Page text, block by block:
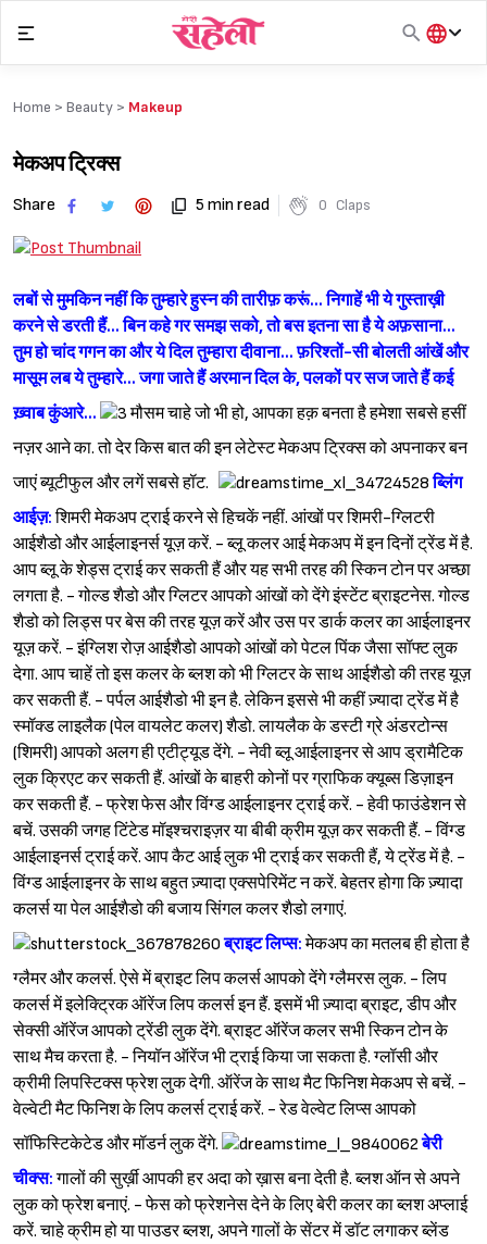
content
हिंदी
Home > Beauty > Makeup
मेकअप ट्रिक्स
Share 5 min read 0 Claps
लबों से मुमकिन नहीं कि तुम्हारे हुस्न की तारीफ़ करूं... निगाहें भी ये गुस्ताख़ी
करने से डरती हैं... बिन कहे गर समझ सको, तो बस इतना सा है ये अफ़साना...
तुम हो चांद गगन का और ये दिल तुम्हारा दीवाना... फ़रिश्तों-सी बोलती आंखें और
मासूम लब ये तुम्हारे... जगा जाते हैं अरमान दिल के, पलकों पर सज जाते हैं कई
ख़्वाब कुंआरे...
मौसम चाहे जो भी हो, आपका हक़ बनता है हमेशा सबसे हसीं
नज़र आने का. तो देर किस बात की इन लेटेस्ट मेकअप ट्रिक्स को अपनाकर बन
जाएं ब्यूटीफुल और लगें सबसे हॉट.
ब्लिंग
आईज़:शिमरी मेकअप ट्राई करने से हिचकें नहीं. आंखों पर शिमरी-ग्लिटरी
आईशैडो और आईलाइनर्स यूज़ करें. - ब्लू कलर आई मेकअप में इन दिनों ट्रेंड में है.
आप ब्लू के शेड्स ट्राई कर सकती हैं और यह सभी तरह की स्किन टोन पर अच्छा
लगता है. - गोल्ड शैडो और ग्लिटर आपको आंखों को देंगे इंस्टेंट ब्राइटनेस. गोल्ड
शैडो को लिड्स पर बेस की तरह यूज़ करें और उस पर डार्क कलर का आईलाइनर
यूज़ करें. - इंग्लिश रोज़ आईशैडो आपको आंखों को पेटल पिंक जैसा सॉफ्ट लुक
देगा. आप चाहें तो इस कलर के ब्लश को भी ग्लिटर के साथ आईशैडो की तरह यूज़
कर सकती हैं. - पर्पल आईशैडो भी इन है. लेकिन इससे भी कहीं ज़्यादा ट्रेंड में है
स्मॉक्ड लाइलैक (पेल वायलेट कलर) शैडो. लायलैक के डस्टी ग्रे अंडरटोन्स
(शिमरी) आपको अलग ही एटीट्यूड देंगे. - नेवी ब्लू आईलाइनर से आप ड्रामैटिक
लुक क्रिएट कर सकती हैं. आंखों के बाहरी कोनों पर ग्राफिक क्यूब्स डिज़ाइन
कर सकती हैं. - फ्रेश फेस और विंग्ड आईलाइनर ट्राई करें. - हेवी फाउंडेशन से
बचें. उसकी जगह टिंटेड मॉइश्‍चराइज़र या बीबी क्रीम यूज़ कर सकती हैं. - विंग्ड
आईलाइनर्स ट्राई करें. आप कैट आई लुक भी ट्राई कर सकती हैं, ये ट्रेंड में है. -
विंग्ड आईलाइनर के साथ बहुत ज़्यादा एक्सपेरिमेंट न करें. बेहतर होगा कि ज़्यादा
कलर्स या पेल आईशैडो की बजाय सिंगल कलर शैडो लगाएं.
ब्राइट लिप्स:मेकअप का मतलब ही होता है
ग्लैमर और कलर्स. ऐसे में ब्राइट लिप कलर्स आपको देंगे ग्लैमरस लुक. - लिप
कलर्स में इलेक्ट्रिक ऑरेंज लिप कलर्स इन हैं. इसमें भी ज़्यादा ब्राइट, डीप और
सेक्सी ऑरेंज आपको ट्रेंडी लुक देंगे. ब्राइट ऑरेंज कलर सभी स्किन टोन के
साथ मैच करता है. - नियॉन ऑरेंज भी ट्राई किया जा सकता है. ग्लॉसी और
क्रीमी लिपस्टिक्स फ्रेश लुक देगी. ऑरेंज के साथ मैट फिनिश मेकअप से बचें. -
वेल्वेटी मैट फिनिश के लिप कलर्स ट्राई करें. - रेड वेल्वेट लिप्स आपको
सॉफिस्टिकेटेड और मॉडर्न लुक देंगे.
बेरी
चीक्स:गालों की सुर्ख़ी आपकी हर अदा को ख़ास बना देती है. ब्लश ऑन से अपने
लुक को फ्रेश बनाएं. - फेस को फ्रेशनेस देने के लिए बेरी कलर का ब्लश अप्लाई
करें. चाहे क्रीम हो या पाउडर ब्लश, अपने गालों के सेंटर में डॉट लगाकर ब्लेंड